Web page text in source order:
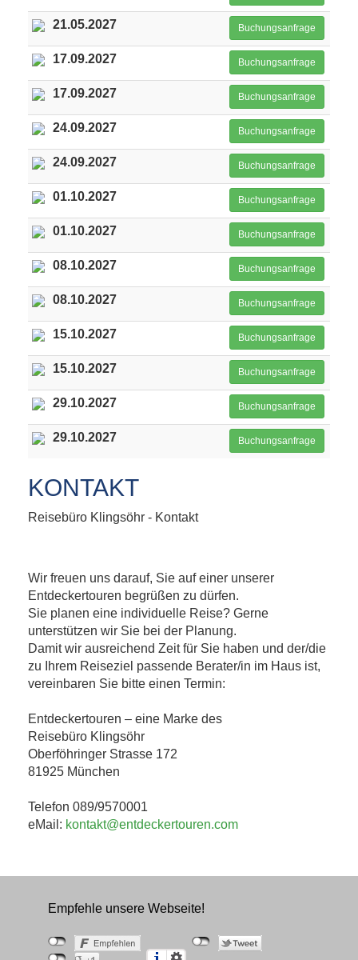
21.05.2027 Buchungsanfrage
17.09.2027 Buchungsanfrage
17.09.2027 Buchungsanfrage
24.09.2027 Buchungsanfrage
24.09.2027 Buchungsanfrage
01.10.2027 Buchungsanfrage
01.10.2027 Buchungsanfrage
08.10.2027 Buchungsanfrage
08.10.2027 Buchungsanfrage
15.10.2027 Buchungsanfrage
15.10.2027 Buchungsanfrage
29.10.2027 Buchungsanfrage
29.10.2027 Buchungsanfrage
KONTAKT
Reisebüro Klingsöhr - Kontakt
Wir freuen uns darauf, Sie auf einer unserer
Entdeckertouren begrüßen zu dürfen.
Sie planen eine individuelle Reise? Gerne
unterstützen wir Sie bei der Planung.
Damit wir ausreichend Zeit für Sie haben und der/die
zu Ihrem Reiseziel passende Berater/in im Haus ist,
vereinbaren Sie bitte einen Termin:
Entdeckertouren – eine Marke des
Reisebüro Klingsöhr
Oberföhringer Strasse 172
81925 München
Telefon 089/9570001
eMail: kontakt@entdeckertouren.com
Empfehle unsere Webseite!